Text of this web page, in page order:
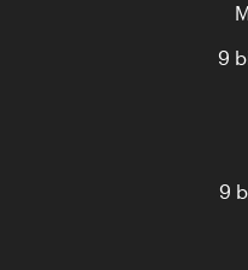
9
9